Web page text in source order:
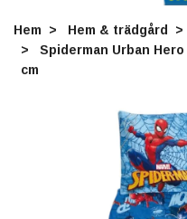
Hem Hem & trädgård
Spiderman Urban
cm